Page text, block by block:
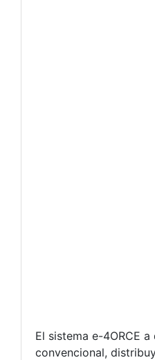
El sistema e-4ORCE
convencional,